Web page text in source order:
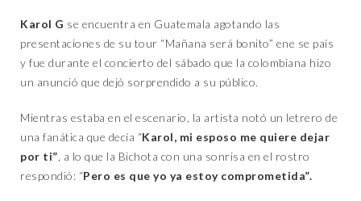
Karol G se encuentra en Guatemala agotando las
presentaciones de su tour “Mañana será bonito” ene se país
y fue durante el concierto del sábado que la colombiana hizo
un anunció que dejó sorprendido a su público.
Mientras estaba en el escenario, la artista notó un letrero de
una fanática que decía “Karol, mi esposo me quiere dejar
por ti” , a lo que la Bichota con una sonrisa en el rostro
respondió: “Pero es que yo ya estoy comprometida”.